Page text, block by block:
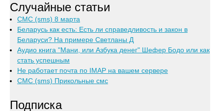
Случайные статьи
СМС (sms) 8 марта
Беларусь как есть: Есть ли справедливость и закон в
Беларуси? На примере Светланы Д
Аудио книга "Мани, или Азбука денег" Шефер Бодо или как
стать успешным
Не работает почта по IMAP на вашем сервере
СМС (sms) Прикольные смс
Подписка